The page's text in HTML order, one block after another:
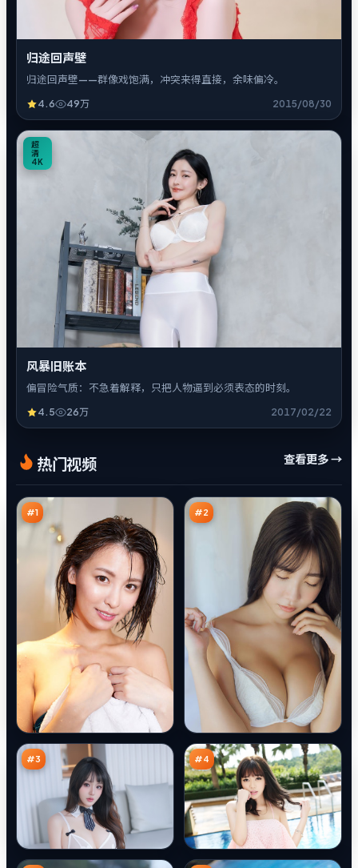
归途回声壁
归途回声壁——群像戏饱满，冲突来得直接，余味偏冷。
4.6 49万 2015/08/30
超
清
4K
风暴旧账本
偏冒险气质：不急着解释，只把人物逼到必须表态的时刻。
4.5 26万 2017/02/22
热门视频 查看更多 →
#1
码
回
声
98
万
#2
序万
#3
焰
审
判
98
万
#4
狂
潮
判万
擎万
绝
密
沉
默
者
92
万